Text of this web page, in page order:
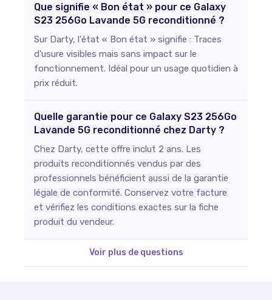
Que signifie « Bon état » pour ce Galaxy
S23 256Go Lavande 5G reconditionné ?
Sur Darty, l'état « Bon état » signifie : Traces
d'usure visibles mais sans impact sur le
fonctionnement. Idéal pour un usage quotidien à
prix réduit.
Quelle garantie pour ce Galaxy S23 256Go
Lavande 5G reconditionné chez Darty ?
Chez Darty, cette offre inclut 2 ans. Les
produits reconditionnés vendus par des
professionnels bénéficient aussi de la garantie
légale de conformité. Conservez votre facture
et vérifiez les conditions exactes sur la fiche
produit du vendeur.
Voir plus de questions